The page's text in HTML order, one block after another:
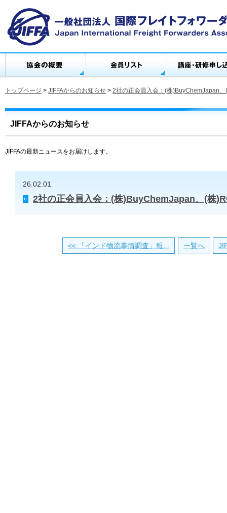
トップページ > JIFFAからのお知らせ > 2社の正会員入会：(株)BuyChemJapan
JIFFAからのお知らせ
JIFFAの最新ニュースをお届けします。
26.02.01
2社の正会員入会：(株)BuyChemJapan、(株
<< 「インド物流事情調査」報... 一覧へ